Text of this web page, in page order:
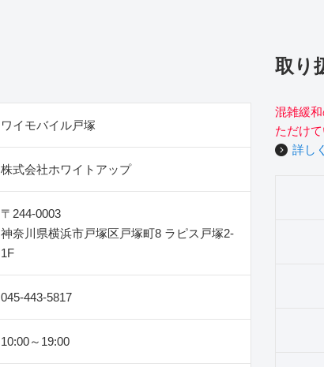
ワイモバイル戸塚
株式会社ホワイトアップ
〒244-0003
神奈川県横浜市戸塚区戸塚町8 ラピス戸塚2‐
1F
045-443-5817
10:00～19:00
取り
混雑緩
ただけ
詳し